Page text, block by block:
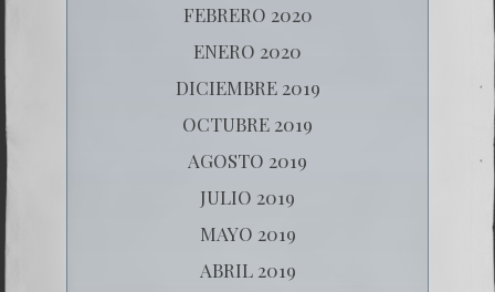
FEBRERO 2020
ENERO 2020
DICIEMBRE 2019
OCTUBRE 2019
AGOSTO 2019
JULIO 2019
MAYO 2019
ABRIL 2019